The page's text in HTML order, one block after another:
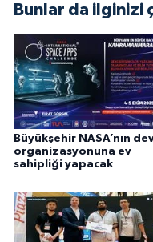
Bunlar da ilginizi
Büyükşehir NASA’nın
organizasyonuna ev
sahipliği yapacak